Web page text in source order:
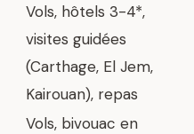
Vols, hôtels 3-4*,
visites guidées
(Carthage, El Jem,
Kairouan), repas
Vols, bivouac en